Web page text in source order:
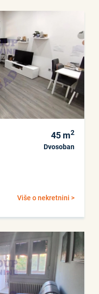
45 m2
Dvosoban
Više o nekretnini >